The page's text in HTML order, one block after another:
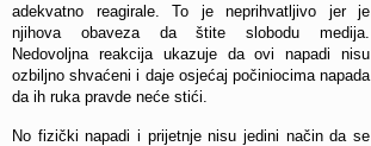
adekvatno reagirale. To je neprihvatljivo jer je
njihova obaveza da štite slobodu medija.
Nedovoljna reakcija ukazuje da ovi napadi nisu
ozbiljno shvaćeni i daje osjećaj počiniocima napada
da ih ruka pravde neće stići.
No fizički napadi i prijetnje nisu jedini način da se